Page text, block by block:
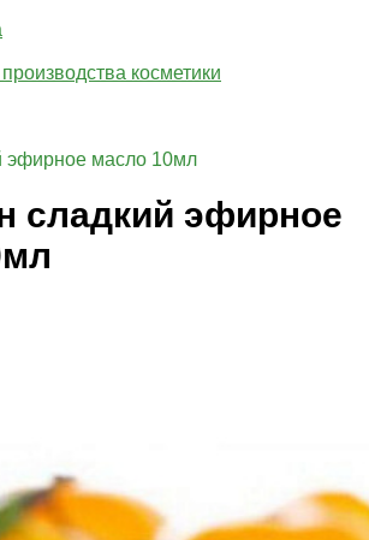
косметики
эфирное масло 10мл
сладкий эфирное